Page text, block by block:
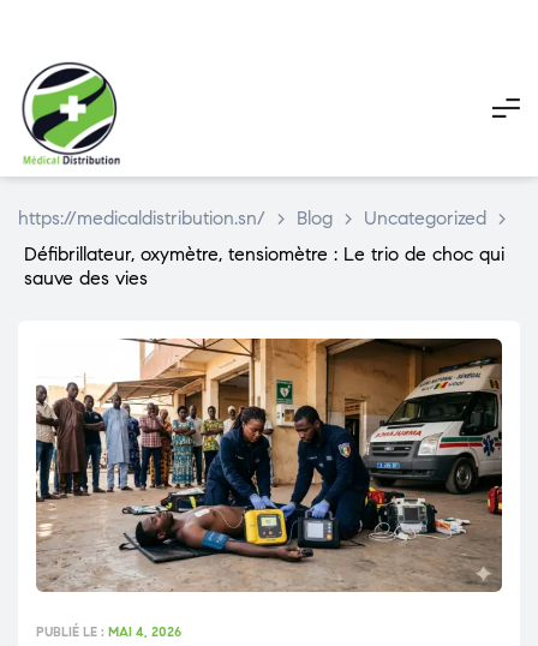
https://medicaldistribution.sn/ > Blog > Uncategorized >
Défibrillateur, oxymètre, tensiomètre : Le trio de choc qui
sauve des vies
PUBLIÉ LE : MAI 4, 2026